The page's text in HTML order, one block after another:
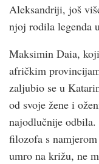
Aleksandriji, još
njoj rodila legenda
Maksimin Daia,
afričkim
zaljubio se u
od svoje žene i
najodlučnije odbila.
filozofa s
umro na križu, ne